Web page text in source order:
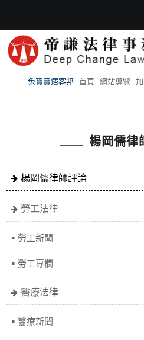
兔寶寶痞客邦 首頁 網站導覽
楊岡儒律
楊岡儒律師評論
勞工法律
勞工新聞
勞工專欄
醫療法律
醫療新聞